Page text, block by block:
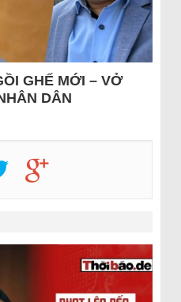
GHẾ MỚI – VỞ
DÂN